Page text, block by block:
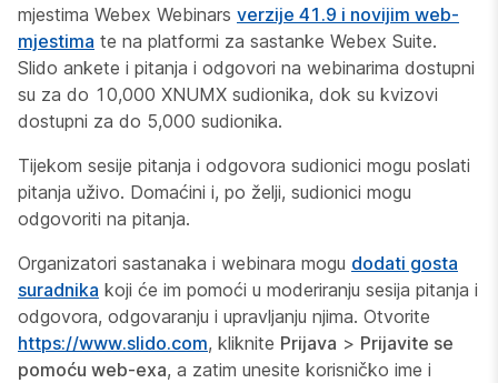
mjestima Webex Webinars verzije 41.9 i novijim web-
mjestima te na platformi za sastanke Webex Suite.
Slido ankete i pitanja i odgovori na webinarima dostupni
su za do 10,000 XNUMX sudionika, dok su kvizovi
dostupni za do 5,000 sudionika.
Tijekom sesije pitanja i odgovora sudionici mogu poslati
pitanja uživo. Domaćini i, po želji, sudionici mogu
odgovoriti na pitanja.
Organizatori sastanaka i webinara mogu dodati gosta
suradnika koji će im pomoći u moderiranju sesija pitanja i
odgovora, odgovaranju i upravljanju njima. Otvorite
https://www.slido.com, kliknite Prijava > Prijavite se
pomoću web-exa, a zatim unesite korisničko ime i